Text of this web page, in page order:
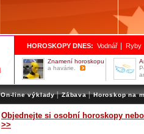
HOROSKOPY DNES: Vodnář Ryby
Znamení horoskopu
a havárie.
On-line výklady | Zábava | Horoskop na
Objednejte si osobní horoskopy
>>